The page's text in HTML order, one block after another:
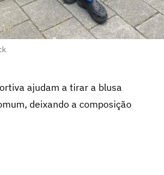
ajudam a tirar a blusa
deixando a composição